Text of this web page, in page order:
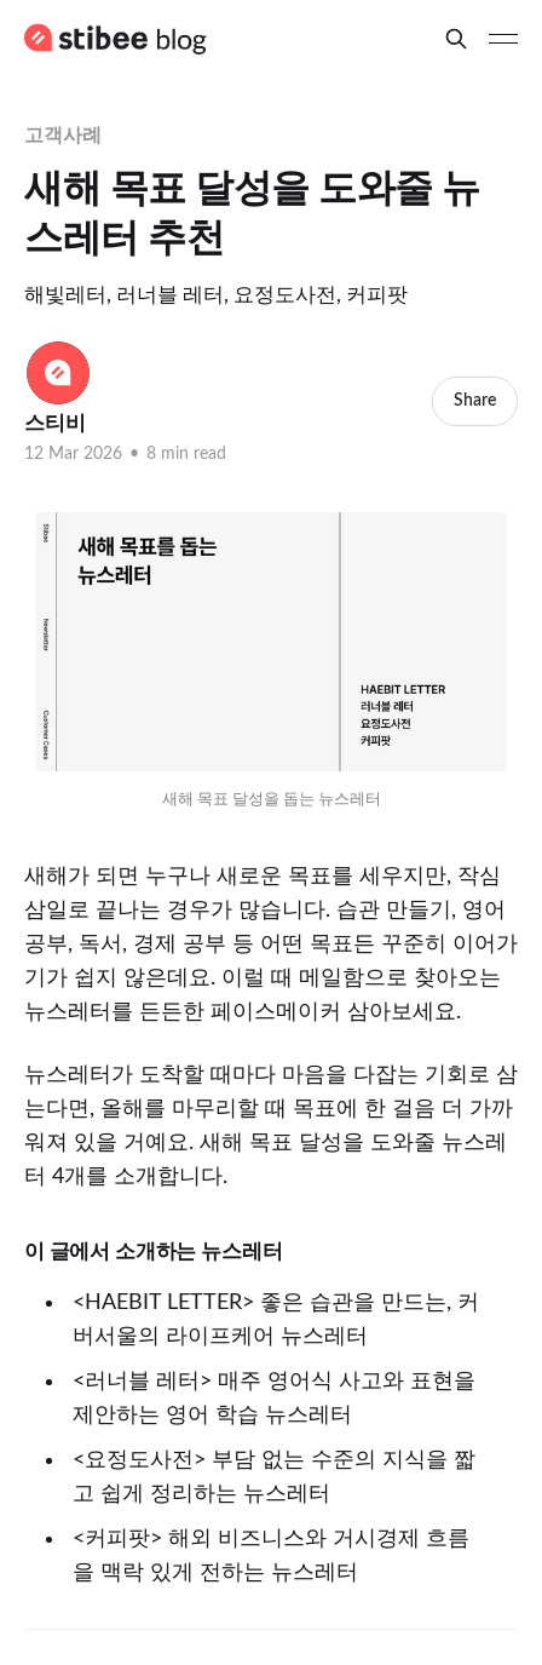
고객사례
새해 목표 달성을 도와줄 뉴
스레터 추천
해빛레터, 러너블 레터, 요정도사전, 커피팟
스티비
12 Mar 2026 • 8 min read
Share
새해 목표 달성을 돕는 뉴스레터
새해가 되면 누구나 새로운 목표를 세우지만, 작심
삼일로 끝나는 경우가 많습니다. 습관 만들기, 영어
공부, 독서, 경제 공부 등 어떤 목표든 꾸준히 이어가
기가 쉽지 않은데요. 이럴 때 메일함으로 찾아오는
뉴스레터를 든든한 페이스메이커 삼아보세요.
뉴스레터가 도착할 때마다 마음을 다잡는 기회로 삼
는다면, 올해를 마무리할 때 목표에 한 걸음 더 가까
워져 있을 거예요. 새해 목표 달성을 도와줄 뉴스레
터 4개를 소개합니다.
이 글에서 소개하는 뉴스레터
<HAEBIT LETTER> 좋은 습관을 만드는, 커
버서울의 라이프케어 뉴스레터
<러너블 레터> 매주 영어식 사고와 표현을
제안하는 영어 학습 뉴스레터
<요정도사전> 부담 없는 수준의 지식을 짧
고 쉽게 정리하는 뉴스레터
<커피팟> 해외 비즈니스와 거시경제 흐름
을 맥락 있게 전하는 뉴스레터